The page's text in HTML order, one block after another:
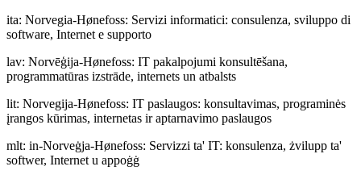
ita: Norvegia-Hønefoss: Servizi informatici: consulenza, sviluppo di
software, Internet e supporto
lav: Norvēģija-Hønefoss: IT pakalpojumi konsultēšana,
programmatūras izstrāde, internets un atbalsts
lit: Norvegija-Hønefoss: IT paslaugos: konsultavimas, programinės
įrangos kūrimas, internetas ir aptarnavimo paslaugos
mlt: in-Norveġja-Hønefoss: Servizzi ta' IT: konsulenza, żvilupp ta'
softwer, Internet u appoġġ